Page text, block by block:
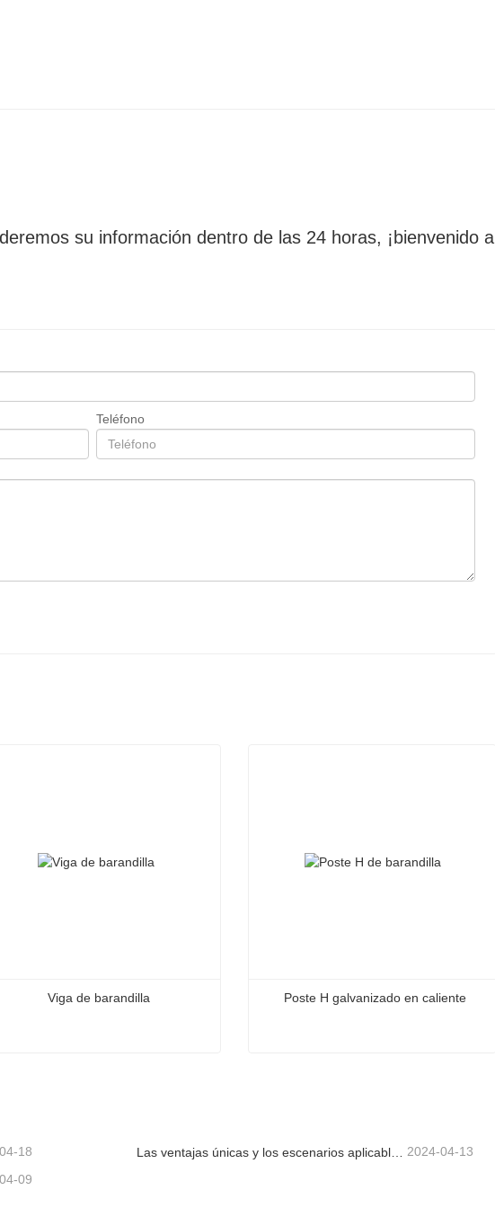
su información dentro de las 24 horas, ¡bienvenido a
Teléfono
Viga de barandilla Poste H galvanizado en caliente
18 Las ventajas únicas y los escenarios aplicables de la barandilla de la carretera. 2024-04-13
09